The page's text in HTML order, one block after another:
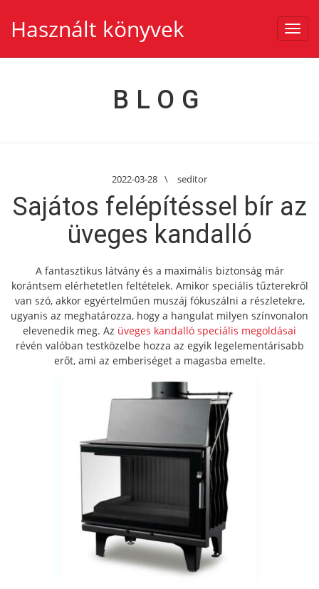
Használt könyvek
BLOG
2022-03-28 \ seditor
Sajátos felépítéssel bír az
üveges kandalló
A fantasztikus látvány és a maximális biztonság már
korántsem elérhetetlen feltételek. Amikor speciális tűzterekről
van szó, akkor egyértelműen muszáj fókuszálni a részletekre,
ugyanis az meghatározza, hogy a hangulat milyen színvonalon
elevenedik meg. Az üveges kandalló speciális megoldásai
révén valóban testközelbe hozza az egyik legelementárisabb
erőt, ami az emberiséget a magasba emelte.